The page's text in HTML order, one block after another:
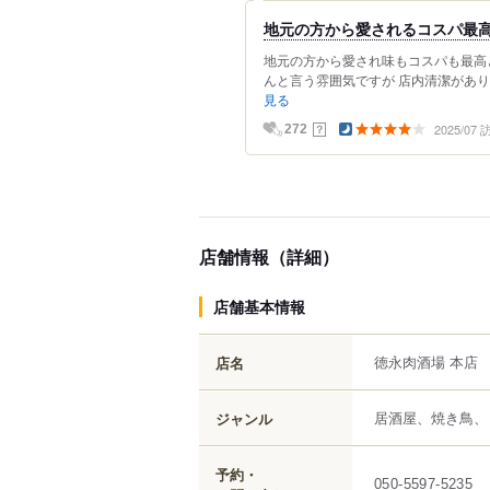
地元の方から愛されるコスパ最
地元の方から愛され味もコスパも最
んと言う雰囲気ですが 店内清潔があ
見る
272 ？ 2025/07
店舗情報（詳細）
店舗基本情報
店名 徳永肉酒場 本店
ジャンル 居酒屋、焼き鳥
予約・
050-5597-5235